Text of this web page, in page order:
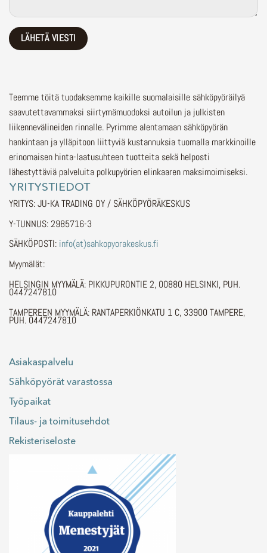
Teemme töitä tuodaksemme kaikille suomalaisille sähköpyöräilyä
saavutettavammaksi siirtymämuodoksi autoilun ja julkisten
liikennevälineiden rinnalle. Pyrimme alentamaan sähköpyörän
hankintaan ja ylläpitoon liittyviä kustannuksia tuomalla markkinoille
erinomaisen hinta-laatusuhteen tuotteita sekä helposti
lähestyttäviä palveluita polkupyörien elinkaaren maksimoimiseksi.
YRITYSTIEDOT
YRITYS: JU-KA TRADING OY / SÄHKÖPYÖRÄKESKUS
Y-TUNNUS: 2985716-3
SÄHKÖPOSTI: info(at)sahkopyorakeskus.fi
Myymälät:
HELSINGIN MYYMÄLÄ: PIKKUPURONTIE 2, 00880 HELSINKI, PUH.
0447247810
TAMPEREEN MYYMÄLÄ: RANTAPERKIÖNKATU 1 C, 33900 TAMPERE,
PUH. 0447247810
Asiakaspalvelu
Sähköpyörät varastossa
Työpaikat
Tilaus- ja toimitusehdot
Rekisteriseloste